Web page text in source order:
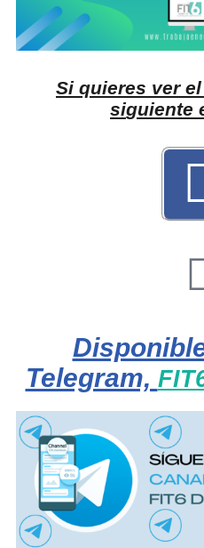
Si quieres ver el
siguiente
Telegram,